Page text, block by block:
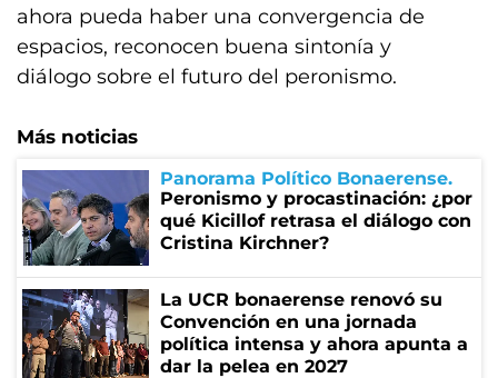
ahora pueda haber una convergencia de
espacios, reconocen buena sintonía y
diálogo sobre el futuro del peronismo.
Más noticias
Panorama Político Bonaerense
Peronismo y procastinación: ¿por
qué Kicillof retrasa el diálogo con
Cristina Kirchner?
La UCR bonaerense renovó su
Convención en una jornada
política intensa y ahora apunta a
dar la pelea en 2027